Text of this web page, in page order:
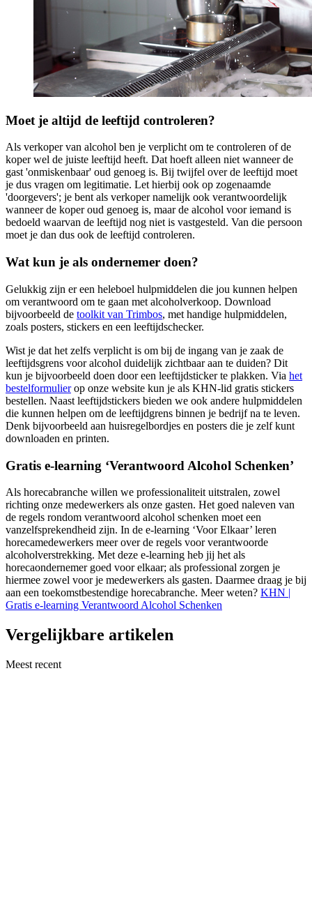
Moet je altijd de leeftijd controleren?
Als verkoper van alcohol ben je verplicht om te controleren of de
koper wel de juiste leeftijd heeft. Dat hoeft alleen niet wanneer de
gast 'onmiskenbaar' oud genoeg is. Bij twijfel over de leeftijd moet
je dus vragen om legitimatie. Let hierbij ook op zogenaamde
'doorgevers'; je bent als verkoper namelijk ook verantwoordelijk
wanneer de koper oud genoeg is, maar de alcohol voor iemand is
bedoeld waarvan de leeftijd nog niet is vastgesteld. Van die persoon
moet je dan dus ook de leeftijd controleren.
Wat kun je als ondernemer doen?
Gelukkig zijn er een heleboel hulpmiddelen die jou kunnen helpen
om verantwoord om te gaan met alcoholverkoop. Download
bijvoorbeeld de toolkit van Trimbos, met handige hulpmiddelen,
zoals posters, stickers en een leeftijdschecker.
Wist je dat het zelfs verplicht is om bij de ingang van je zaak de
leeftijdsgrens voor alcohol duidelijk zichtbaar aan te duiden? Dit
kun je bijvoorbeeld doen door een leeftijdsticker te plakken. Via het
bestelformulierop onze website kun je als KHN-lid gratis stickers
bestellen. Naast leeftijdstickers bieden we ook andere hulpmiddelen
die kunnen helpen om de leeftijdgrens binnen je bedrijf na te leven.
Denk bijvoorbeeld aan huisregelbordjes en posters die je zelf kunt
downloaden en printen.
Gratis e-learning ‘Verantwoord Alcohol Schenken’
Als horecabranche willen we professionaliteit uitstralen, zowel
richting onze medewerkers als onze gasten. Het goed naleven van
de regels rondom verantwoord alcohol schenken moet een
vanzelfsprekendheid zijn. In de e-learning ‘Voor Elkaar’ leren
horecamedewerkers meer over de regels voor verantwoorde
alcoholverstrekking. Met deze e-learning heb jij het als
horecaondernemer goed voor elkaar; als professional zorgen je
hiermee zowel voor je medewerkers als gasten. Daarmee draag je bij
aan een toekomstbestendige horecabranche. Meer weten? KHN |
Gratis e-learning Verantwoord Alcohol Schenken
Vergelijkbare artikelen
Meest recent